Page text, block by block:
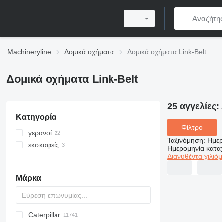
Machineryline Δομικά οχήματα Δομικά οχήματα Link-Belt
Δομικά οχήματα Link-Belt
Κατηγορία
γερανοί
γερανοί παντός εδάφους
εκσκαφείς
Μάρκα
Titan
AL
SP
AX
X-Series
AFW
HD
FlexiROC
1304
400 - series
BC
BG
BB
TW
463
GSH
Leonardo
AHK
K-series
CK
3.5
B-series
450
Caterpillar
25 αγγελίες:
Φίλτρο
Ταξινόμηση:
Ημερομηνία
Διανυθέντα